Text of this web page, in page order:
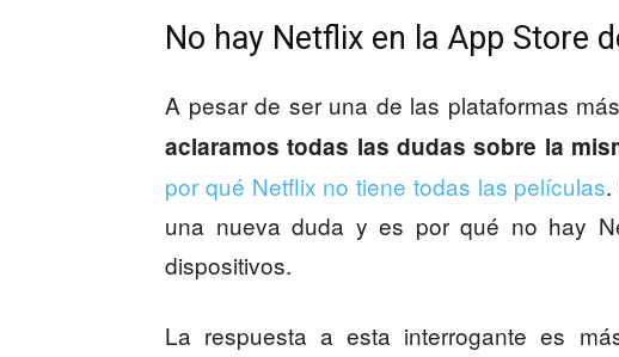
No hay Netflix en la App Store
A pesar de ser una de las plataformas
aclaramos todas las dudas sobre la
por qué Netflix no tiene todas las películas.
una nueva duda y es por qué no hay
dispositivos.
La respuesta a esta interrogante es